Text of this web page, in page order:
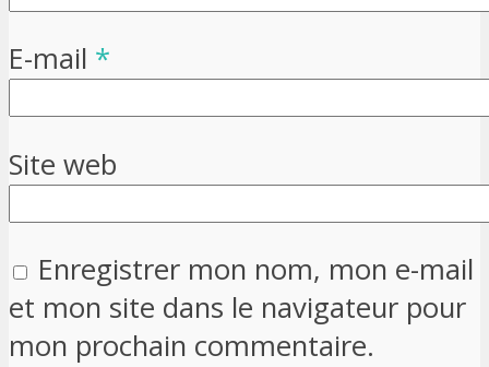
E-mail *
Site web
Enregistrer mon nom, mon e-mail
et mon site dans le navigateur pour
mon prochain commentaire.